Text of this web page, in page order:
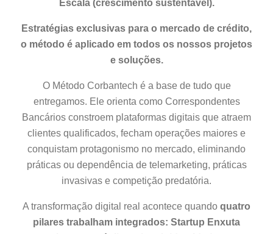
Escala (crescimento sustentável).
Estratégias exclusivas para o mercado de crédito,
o método é aplicado em todos os nossos projetos
e soluções.
O Método Corbantech é a base de tudo que
entregamos. Ele orienta como Correspondentes
Bancários constroem plataformas digitais que atraem
clientes qualificados, fecham operações maiores e
conquistam protagonismo no mercado, eliminando
práticas ou dependência de telemarketing, práticas
invasivas e competição predatória.
A transformação digital real acontece quando quatro
pilares trabalham integrados: Startup Enxuta